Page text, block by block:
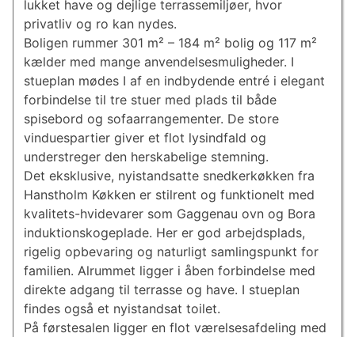
lukket have og dejlige terrassemiljøer, hvor
privatliv og ro kan nydes.
Boligen rummer 301 m² – 184 m² bolig og 117 m²
kælder med mange anvendelsesmuligheder. I
stueplan mødes I af en indbydende entré i elegant
forbindelse til tre stuer med plads til både
spisebord og sofaarrangementer. De store
vinduespartier giver et flot lysindfald og
understreger den herskabelige stemning.
Det eksklusive, nyistandsatte snedkerkøkken fra
Hanstholm Køkken er stilrent og funktionelt med
kvalitets-hvidevarer som Gaggenau ovn og Bora
induktionskogeplade. Her er god arbejdsplads,
rigelig opbevaring og naturligt samlingspunkt for
familien. Alrummet ligger i åben forbindelse med
direkte adgang til terrasse og have. I stueplan
findes også et nyistandsat toilet.
På førstesalen ligger en flot værelsesafdeling med